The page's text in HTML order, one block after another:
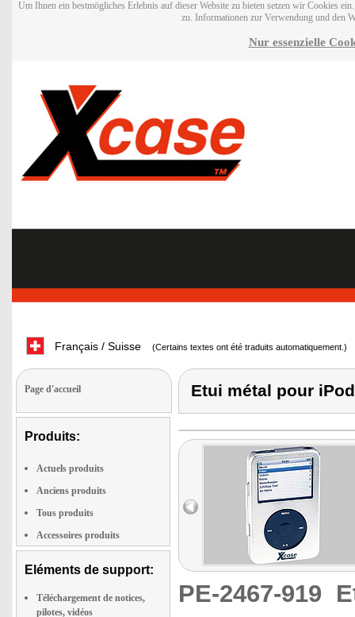
Um Ihnen ein bestmögliches Erlebnis auf dieser Website zu bieten setzen wir Cookies
zu. Informationen zur Verwendung und den
Nur essenzielle
Français / Suisse (Certains textes ont été traduits automatiquement.)
Page d'accueil
Produits:
Actuels produits
Anciens produits
Tous produits
Accessoires produits
Eléments de support:
Téléchargement de notices,
pilotes, vidéos
Etui métal pour
PE-2467-919